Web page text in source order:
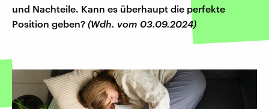
und Nachteile. Kann es überhaupt die perfekte
Position geben? (Wdh. vom 03.09.2024)